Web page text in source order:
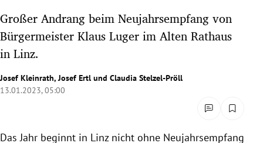
Untermenü
Untermenü
Untermenü
Großer Andrang beim Neujahrsempfang von
Bürgermeister Klaus Luger im Alten Rathaus
in Linz.
Josef Kleinrath,Josef Ertl und Claudia Stelzel-Pröll
13.01.2023, 05:00
Das Jahr beginnt in Linz nicht ohne Neujahrsempfang